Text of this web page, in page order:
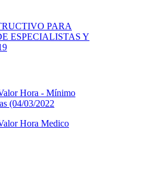
PARA
ESPECIALISTAS Y
Hora - Mínimo
(04/03/2022
Hora Medico